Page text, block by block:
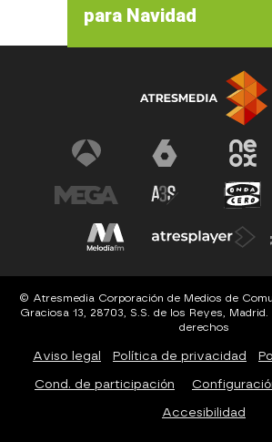
para Navidad
© Atresmedia Corporación de Medios de
Graciosa 13, 28703, S.S. de los Reyes,
derechos
Aviso legal Política de privacidad
Cond. de participación
Accesibilidad